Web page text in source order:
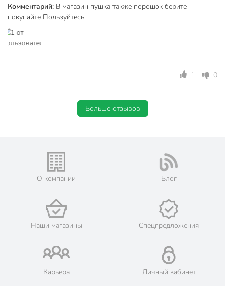
Комментарий: В магазин пушка также порошок берите
покупайте Пользуйтесь
1 0
Больше отзывов
О компании Блог
Наши магазины Спецпредложения
Карьера Личный кабинет